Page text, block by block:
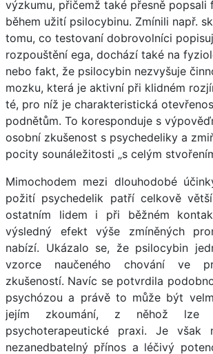
výzkumu, přičemž také přesně popsali
během užití psilocybinu. Zmínili např.
tomu, co testovaní dobrovolníci
rozpouštění ega, dochází také na
nebo fakt, že psilocybin nezvyšuje
mozku, která je aktivní při klidném
té, pro níž je charakteristická
podnětům. To koresponduje s
osobní zkušenost s psychedeliky a
pocity sounáležitosti „s celým
Mimochodem mezi dlouhodobé
požití psychedelik patří celkově
ostatním lidem i při běžném
výsledný efekt výše zmíněných
nabízí. Ukázalo se, že psilocybin
vzorce naučeného chování ve
zkušeností. Navíc se potvrdila
psychózou a právě to může být
jejím zkoumání, z něhož
psychoterapeutické praxi. Je však
nezanedbatelný přínos a léčivý